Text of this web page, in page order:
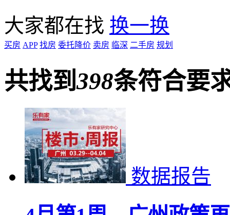
大家都在找 换一换
买房 APP 找房 委托降价 卖房 临深 二手房 规划
共找到398条符合要
数据报告